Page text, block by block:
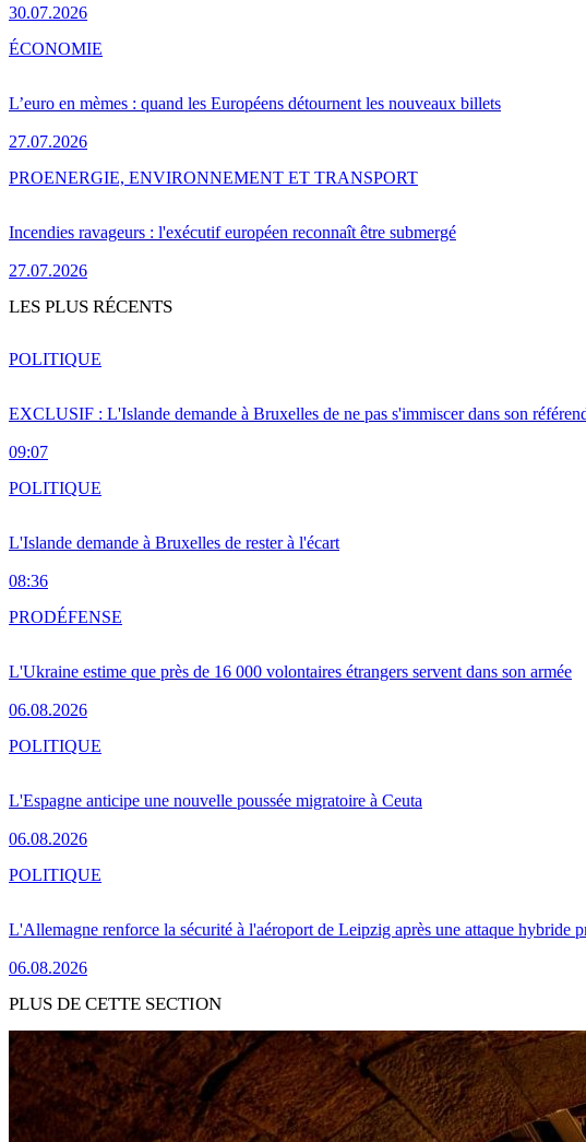
30.07.2026
L’euro en mèmes : quand les Européens détournent les nouveaux billets
27.07.2026
ÉCONOMIE
Incendies ravageurs : l'exécutif européen reconnaît être submergé
27.07.2026
PROENERGIE, ENVIRONNEMENT ET TRANSPORT
LES PLUS RÉCENTS
EXCLUSIF : L'Islande demande à Bruxelles de ne pas s'immiscer dans son
09:07
POLITIQUE
L'Islande demande à Bruxelles de rester à l'écart
08:36
POLITIQUE
L'Ukraine estime que près de 16 000 volontaires étrangers servent dans son armée
06.08.2026
PRODÉFENSE
L'Espagne anticipe une nouvelle poussée migratoire à Ceuta
06.08.2026
POLITIQUE
L'Allemagne renforce la sécurité à l'aéroport de Leipzig après une attaque hybride
06.08.2026
POLITIQUE
PLUS DE CETTE SECTION